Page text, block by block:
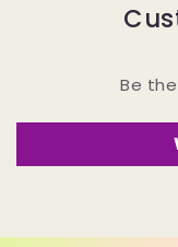
Be